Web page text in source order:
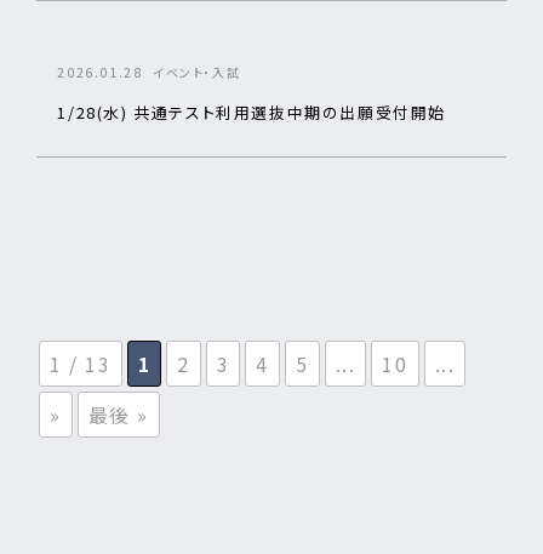
2026.01.28 イベント・入試
1/28(水) 共通テスト利用選抜中期の出願受付開始
1 / 13 1 2 3 4 5 ... 10
...
»
最後 »